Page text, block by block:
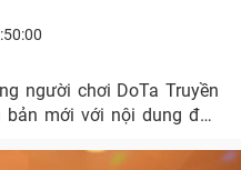
người chơi DoTa Truyền
mới với nội dung đầy